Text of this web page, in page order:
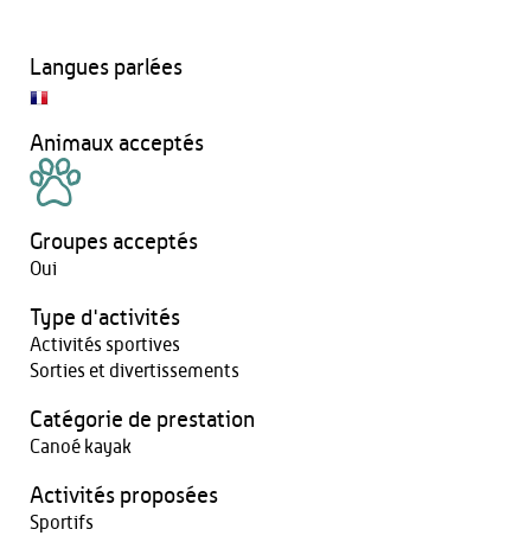
Langues parlées
Animaux acceptés
Groupes acceptés
Oui
Type d'activités
Activités sportives
Sorties et divertissements
Catégorie de prestation
Canoé kayak
Activités proposées
Sportifs